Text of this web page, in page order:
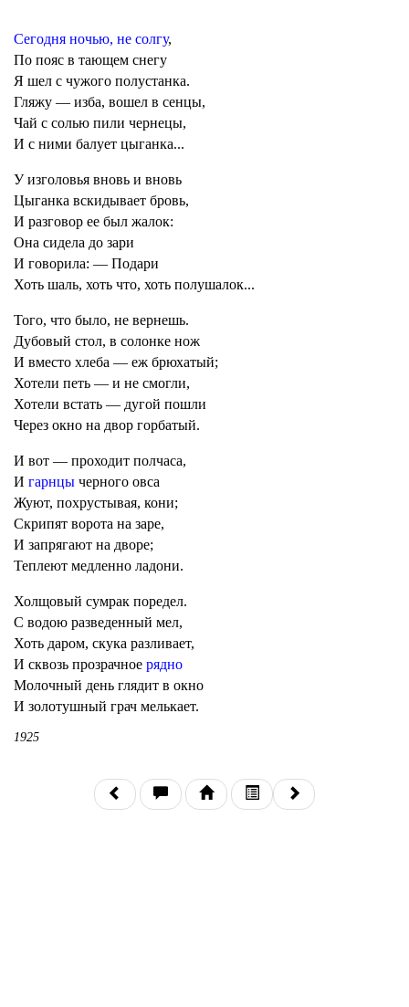
Сегодня ночью, не солгу,
По пояс в тающем снегу
Я шел с чужого полустанка.
Гляжу — изба, вошел в сенцы,
Чай с солью пили чернецы,
И с ними балует цыганка...
У изголовья вновь и вновь
Цыганка вскидывает бровь,
И разговор ее был жалок:
Она сидела до зари
И говорила: — Подари
Хоть шаль, хоть что, хоть полушалок...
Того, что было, не вернешь.
Дубовый стол, в солонке нож
И вместо хлеба — еж брюхатый;
Хотели петь — и не смогли,
Хотели встать — дугой пошли
Через окно на двор горбатый.
И вот — проходит полчаса,
И гарнцы черного овса
Жуют, похрустывая, кони;
Скрипят ворота на заре,
И запрягают на дворе;
Теплеют медленно ладони.
Холщовый сумрак поредел.
С водою разведенный мел,
Хоть даром, скука разливает,
И сквозь прозрачное рядно
Молочный день глядит в окно
И золотушный грач мелькает.
1925